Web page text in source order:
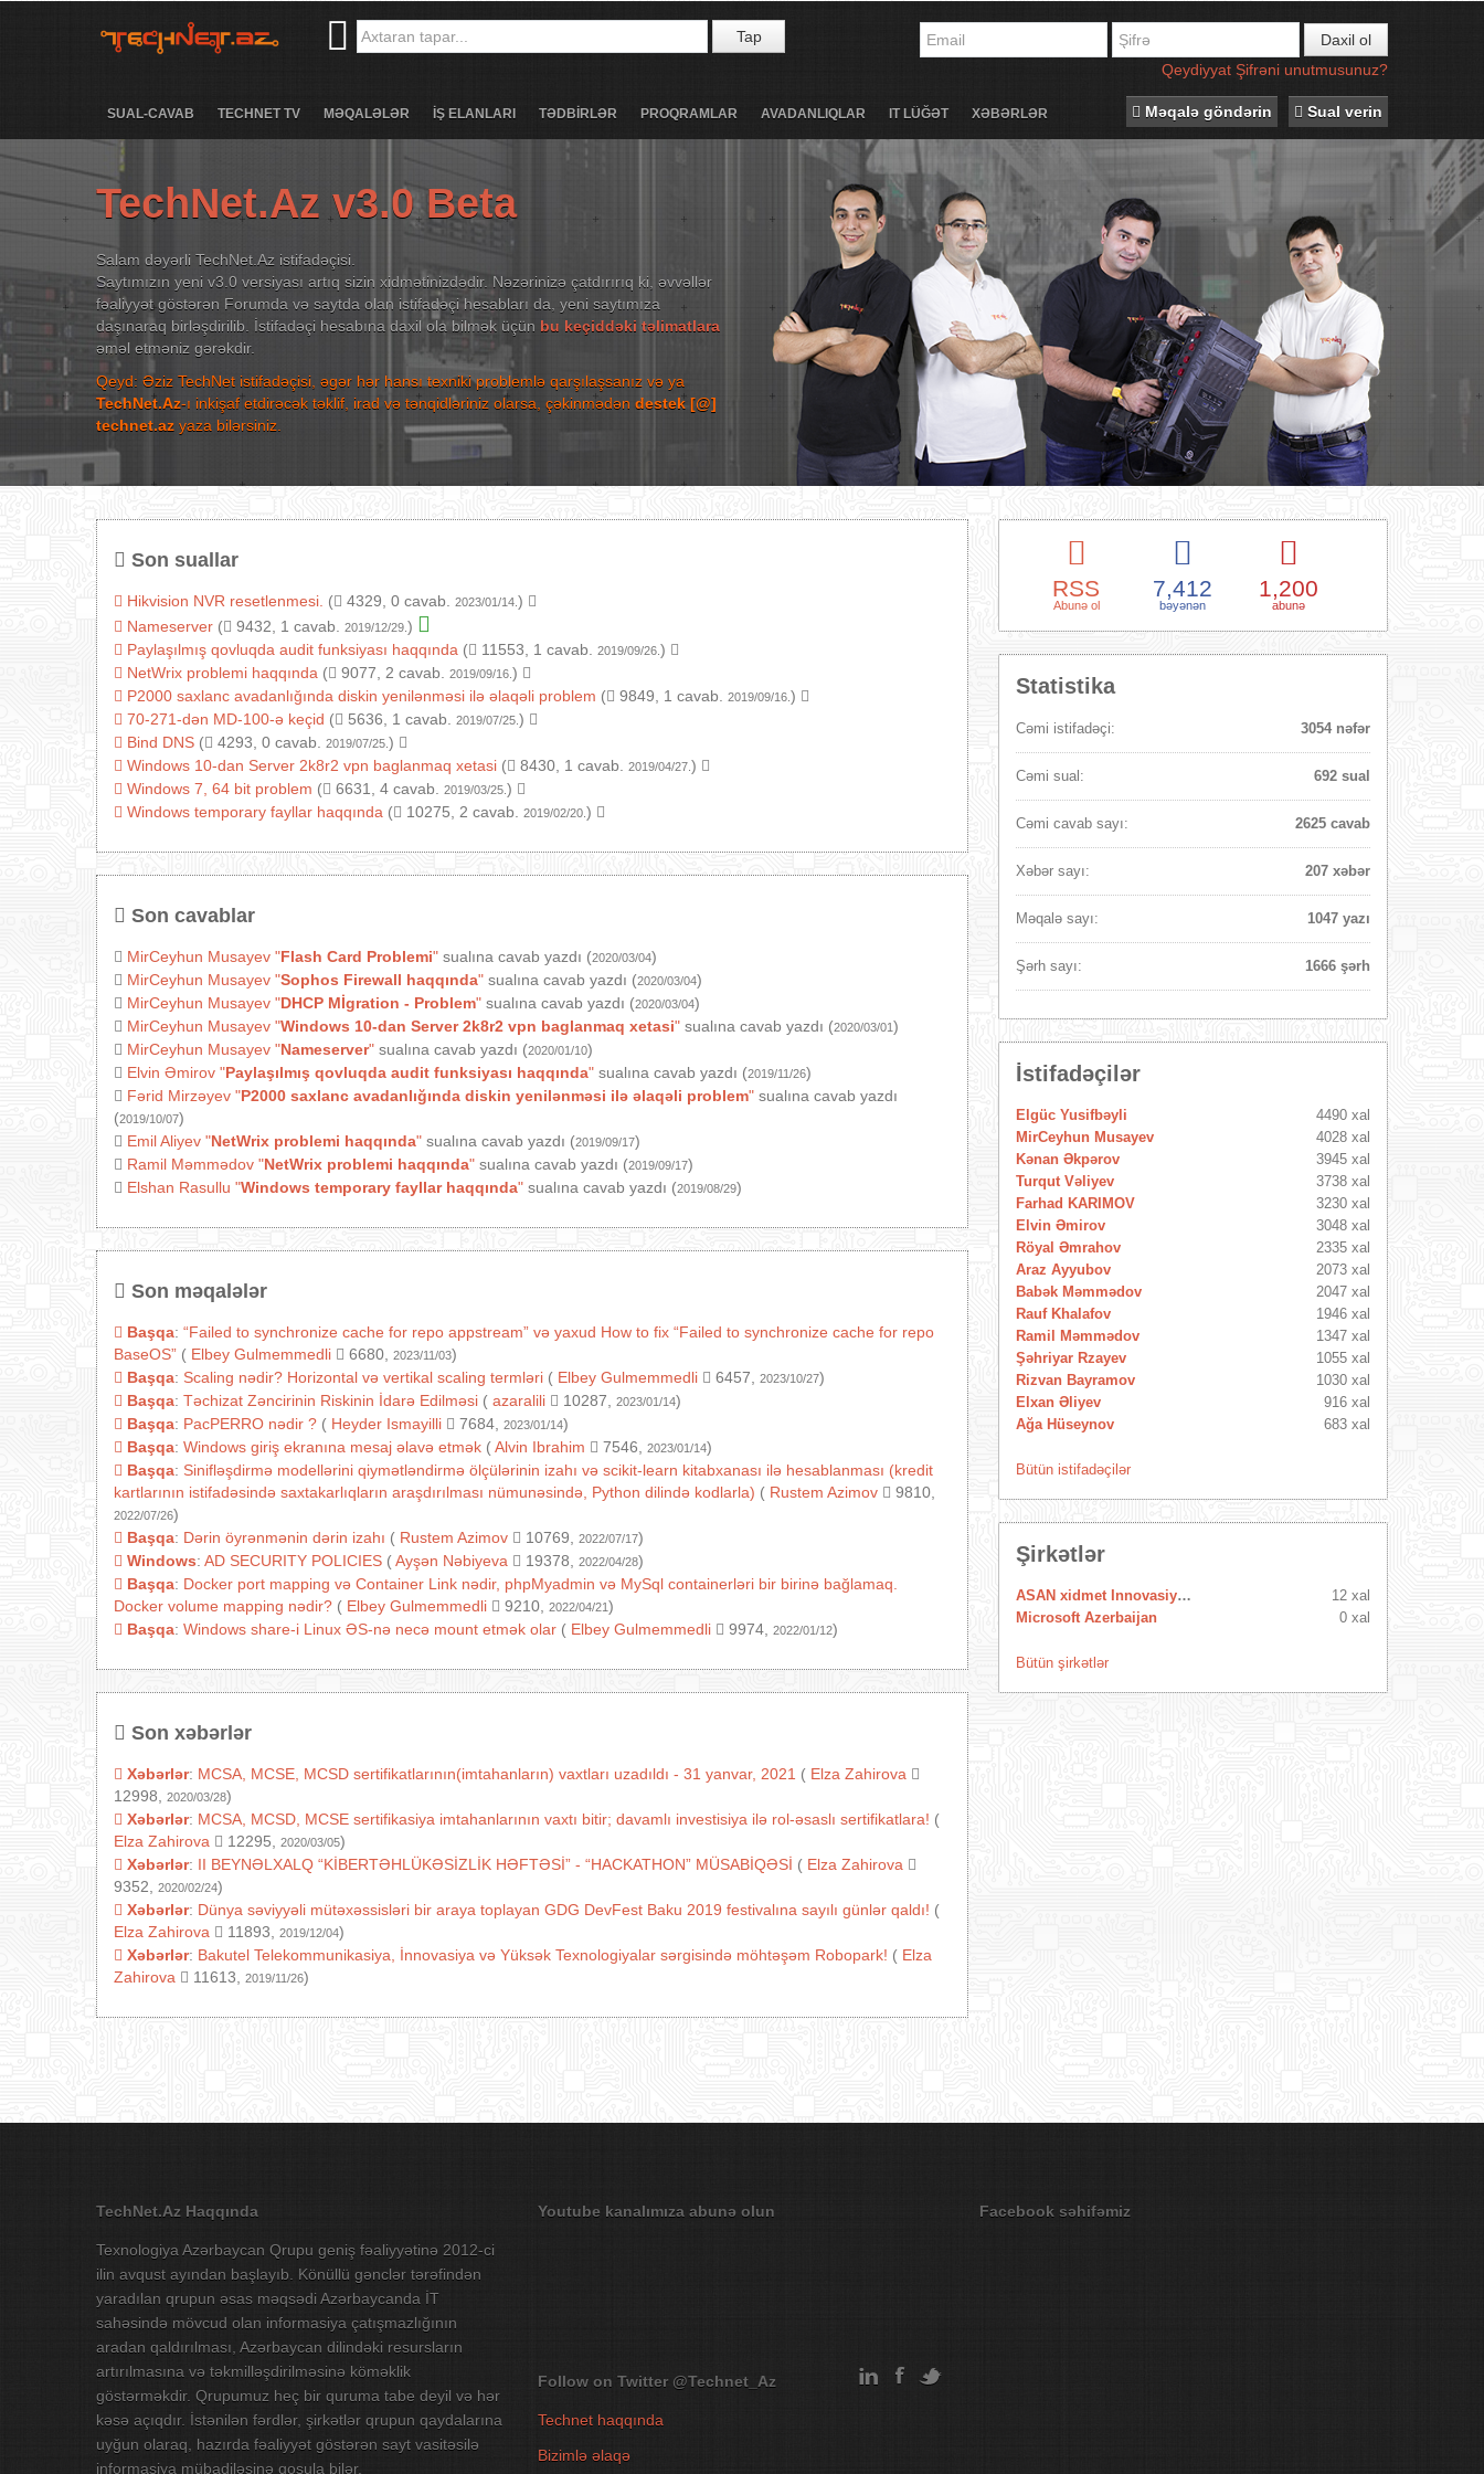
Tap
Daxil ol
Qeydiyyat Şifrəni unutmusunuz?
SUAL-CAVAB TECHNET TV MƏQALƏLƏR İŞ ELANLARI TƏDBİRLƏR PROQRAMLAR AVADANLIQLAR IT LÜĞƏT XƏBƏRLƏR Məqalə göndərin Sual verin
TechNet.Az v3.0 Beta
Salam dəyərli TechNet.Az istifadəçisi.
Saytımızın yeni v3.0 versiyası artıq sizin xidmətinizdədir. Nəzərinizə çatdırırıq ki, əvvəllər
fəaliyyət göstərən Forumda və saytda olan istifadəçi hesabları da, yeni saytımıza
daşınaraq birləşdirilib. İstifadəçi hesabına daxil ola bilmək üçün bu keçiddəki təlimatlara
əməl etməniz gərəkdir.
Qeyd: Əziz TechNet istifadəçisi, əgər hər hansı texniki problemlə qarşılaşsanız və ya
TechNet.Az-ı inkişaf etdirəcək təklif, irad və tənqidləriniz olarsa, çəkinmədən destek [@]
technet.az yaza bilərsiniz.
Son suallar
Hikvision NVR resetlenmesi. ( 4329, 0 cavab. 2023/01/14. )
Nameserver ( 9432, 1 cavab. 2019/12/29. )
Paylaşılmış qovluqda audit funksiyası haqqında ( 11553, 1 cavab. 2019/09/26. )
NetWrix problemi haqqında ( 9077, 2 cavab. 2019/09/16. )
P2000 saxlanc avadanlığında diskin yenilənməsi ilə əlaqəli problem ( 9849, 1 cavab. 2019/09/16. )
70-271-dən MD-100-ə keçid ( 5636, 1 cavab. 2019/07/25. )
Bind DNS ( 4293, 0 cavab. 2019/07/25. )
Windows 10-dan Server 2k8r2 vpn baglanmaq xetasi ( 8430, 1 cavab. 2019/04/27. )
Windows 7, 64 bit problem ( 6631, 4 cavab. 2019/03/25. )
Windows temporary fayllar haqqında ( 10275, 2 cavab. 2019/02/20. )
Son cavablar
MirCeyhun Musayev "Flash Card Problemi" sualına cavab yazdı (2020/03/04)
MirCeyhun Musayev "Sophos Firewall haqqında" sualına cavab yazdı (2020/03/04)
MirCeyhun Musayev "DHCP Mİgration - Problem" sualına cavab yazdı (2020/03/04)
MirCeyhun Musayev "Windows 10-dan Server 2k8r2 vpn baglanmaq xetasi" sualına cavab yazdı (2020/03/01)
MirCeyhun Musayev "Nameserver" sualına cavab yazdı (2020/01/10)
Elvin Əmirov "Paylaşılmış qovluqda audit funksiyası haqqında" sualına cavab yazdı (2019/11/26)
Fərid Mirzəyev "P2000 saxlanc avadanlığında diskin yenilənməsi ilə əlaqəli problem" sualına cavab yazdı
(2019/10/07)
Emil Aliyev "NetWrix problemi haqqında" sualına cavab yazdı (2019/09/17)
Ramil Məmmədov "NetWrix problemi haqqında" sualına cavab yazdı (2019/09/17)
Elshan Rasullu "Windows temporary fayllar haqqında" sualına cavab yazdı (2019/08/29)
Son məqalələr
Başqa: “Failed to synchronize cache for repo appstream” və yaxud How to fix “Failed to synchronize cache for repo
BaseOS” ( Elbey Gulmemmedli 6680, 2023/11/03)
Başqa: Scaling nədir? Horizontal və vertikal scaling termləri ( Elbey Gulmemmedli 6457, 2023/10/27)
Başqa: Təchizat Zəncirinin Riskinin İdarə Edilməsi ( azaralili 10287, 2023/01/14)
Başqa: PacPERRO nədir ? ( Heyder Ismayilli 7684, 2023/01/14)
Başqa: Windows giriş ekranına mesaj əlavə etmək (Alvin Ibrahim 7546, 2023/01/14)
Başqa: Sinifləşdirmə modellərini qiymətləndirmə ölçülərinin izahı və scikit-learn kitabxanası ilə hesablanması (kredit
kartlarının istifadəsində saxtakarlıqların araşdırılması nümunəsində, Python dilində kodlarla) ( Rustem Azimov 9810,
2022/07/26)
Başqa: Dərin öyrənmənin dərin izahı ( Rustem Azimov 10769, 2022/07/17)
Windows: AD SECURITY POLICIES (Ayşən Nəbiyeva 19378, 2022/04/28)
Başqa: Docker port mapping və Container Link nədir, phpMyadmin və MySql containerləri bir birinə bağlamaq.
Docker volume mapping nədir? ( Elbey Gulmemmedli 9210, 2022/04/21)
Başqa: Windows share-i Linux ƏS-nə necə mount etmək olar ( Elbey Gulmemmedli 9974, 2022/01/12)
Son xəbərlər
Xəbərlər: MCSA, MCSE, MCSD sertifikatlarının(imtahanların) vaxtları uzadıldı - 31 yanvar, 2021 ( Elza Zahirova
12998,
2020/03/28)
Xəbərlər: MCSA, MCSD, MCSE sertifikasiya imtahanlarının vaxtı bitir; davamlı investisiya ilə rol-əsaslı sertifikatlara! (
Elza Zahirova
12295, 2020/03/05)
Xəbərlər: II BEYNƏLXALQ “KİBERTƏHLÜKƏSİZLİK HƏFTƏSİ” - “HACKATHON” MÜSABİQƏSİ ( Elza Zahirova
9352,
2020/02/24)
Xəbərlər: Dünya səviyyəli mütəxəssisləri bir araya toplayan GDG DevFest Baku 2019 festivalına sayılı günlər qaldı! (
Elza Zahirova
11893, 2019/12/04)
Xəbərlər: Bakutel Telekommunikasiya, İnnovasiya və Yüksək Texnologiyalar sərgisində möhtəşəm Robopark! ( Elza
Zahirova
11613, 2019/11/26)
RSS
Abunə ol
7,412
bəyənən
1,200
abunə
Statistika
Cəmi istifadəçi: 3054 nəfər
Cəmi sual: 692 sual
Cəmi cavab sayı: 2625 cavab
Xəbər sayı: 207 xəbər
Məqalə sayı: 1047 yazı
Şərh sayı: 1666 şərh
İstifadəçilər
Elgüc Yusifbəyli
4490 xal
MirCeyhun Musayev
4028 xal
Kənan Əkpərov
3945 xal
Turqut Vəliyev
3738 xal
Farhad KARIMOV
3230 xal
Elvin Əmirov
3048 xal
Röyal Əmrahov
2335 xal
Araz Ayyubov
2073 xal
Babək Məmmədov
2047 xal
Rauf Khalafov
1946 xal
Ramil Məmmədov
1347 xal
Şəhriyar Rzayev
1055 xal
Rizvan Bayramov
1030 xal
Elxan Əliyev
916 xal
Ağa Hüseynov
683 xal
Bütün istifadəçilər
Şirkətlər
ASAN xidmet Innovasiya Mərkəzi
12 xal
Microsoft Azerbaijan
0 xal
Bütün şirkətlər
TechNet.Az Haqqında
Texnologiya Azərbaycan Qrupu geniş fəaliyyətinə 2012-ci
ilin avqust ayından başlayıb. Könüllü gənclər tərəfindən
yaradılan qrupun əsas məqsədi Azərbaycanda İT
sahəsində mövcud olan informasiya çatışmazlığının
aradan qaldırılması, Azərbaycan dilindəki resursların
artırılmasına və təkmilləşdirilməsinə köməklik
göstərməkdir. Qrupumuz heç bir quruma tabe deyil və hər
kəsə açıqdır. İstənilən fərdlər, şirkətlər qrupun qaydalarına
uyğun olaraq, hazırda fəaliyyət göstərən sayt vasitəsilə
informasiya mübadiləsinə qoşula bilər.
Youtube kanalımıza abunə olun
Follow on Twitter @Technet_Az
Technet haqqında
Bizimlə əlaqə
Facebook səhifəmiz